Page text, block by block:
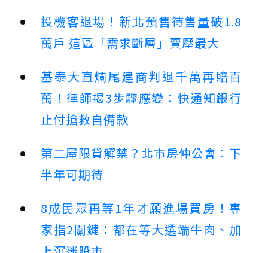
投機客退場！新北預售待售量破1.8
萬戶 這區「需求斷層」賣壓最大
基泰大直爛尾建商判退千萬再賠百
萬！律師揭3步驟應變：快通知銀行
止付搶救自備款
第二屋限貸解禁？北市房仲公會：下
半年可期待
8成民眾再等1年才願進場買房！專
家指2關鍵：都在等大選端牛肉、加